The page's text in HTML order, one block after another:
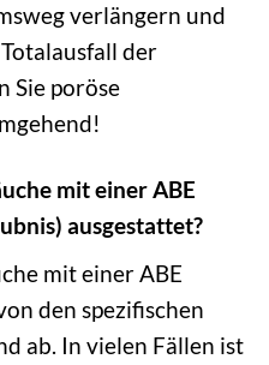
verlängern und
der
Sie poröse
mit einer ABE
ausgestattet?
mit einer ABE
den spezifischen
ab. In vielen Fällen ist